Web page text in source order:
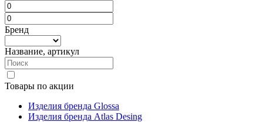
Бренд
Название, артикул
Товары по акции
Изделия бренда Glossa
Изделия бренда Atlas Desing